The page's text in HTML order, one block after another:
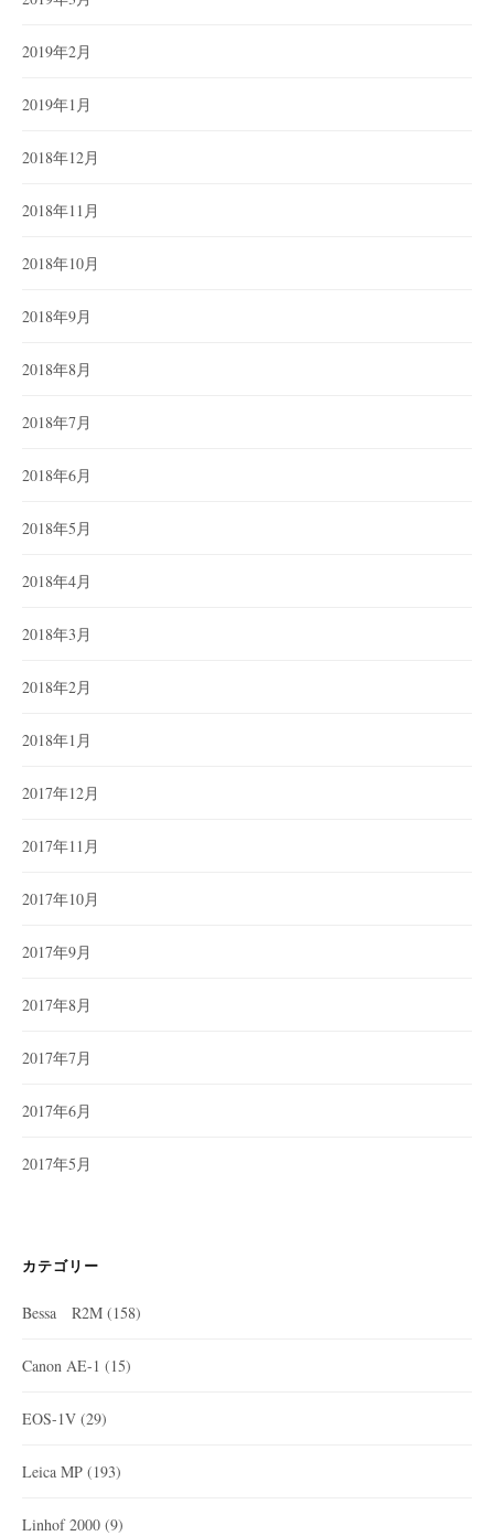
2019年2月
2019年1月
2018年12月
2018年11月
2018年10月
2018年9月
2018年8月
2018年7月
2018年6月
2018年5月
2018年4月
2018年3月
2018年2月
2018年1月
2017年12月
2017年11月
2017年10月
2017年9月
2017年8月
2017年7月
2017年6月
2017年5月
カテゴリー
Bessa R2M (158)
Canon AE-1 (15)
EOS-1V (29)
Leica MP (193)
Linhof 2000 (9)